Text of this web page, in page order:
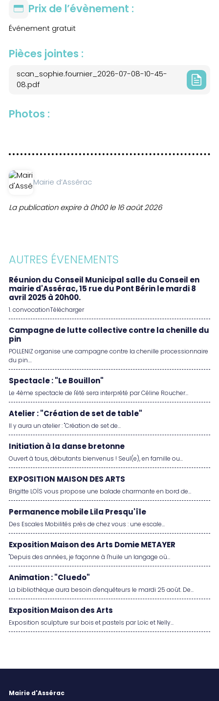
Prix de l’évènement :
Événement gratuit
Pièces jointes :
scan_sophie.fournier_2026-07-08-10-45-
08.pdf
Photos :
Mairie d’Assérac
La publication expire à 0h00 le 16 août 2026
AUTRES ÉVENEMENTS
Réunion du Conseil Municipal salle du Conseil en
mairie d'Assérac, 15 rue du Pont Bérin le mardi 8
avril 2025 à 20h00.
1. convocationTélécharger
Campagne de lutte collective contre la chenille du
pin
POLLENIZ organise une campagne contre la chenille processionnaire
du pin....
Spectacle : "Le Bouillon"
Le 4ème spectacle de l'été sera interprété par Céline Roucher...
Atelier : "Création de set de table"
Il y aura un atelier : "Création de set de...
Initiation à la danse bretonne
Ouvert à tous, débutants bienvenus ! Seul(e), en famille ou...
EXPOSITION MAISON DES ARTS
Brigitte LOÏS vous propose une balade charmante en bord de...
Permanence mobile Lila Presqu'île
Des Escales Mobilités près de chez vous : une escale...
Exposition Maison des Arts Domie METAYER
"Depuis des années, je façonne à l'huile un langage où...
Animation : "Cluedo"
La bibliothèque aura besoin d'enquêteurs le mardi 25 août. De...
Exposition Maison des Arts
Exposition sculpture sur bois et pastels par Loïc et Nelly...
Mairie d'Assérac